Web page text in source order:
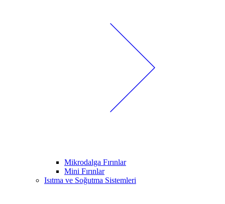
Mikrodalga Fırınlar
Mini Fırınlar
Isıtma ve Soğutma Sistemleri